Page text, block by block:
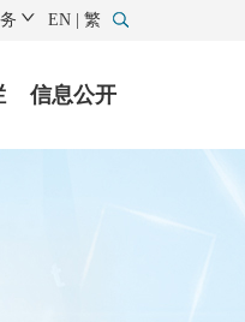
EN 繁
信息公开